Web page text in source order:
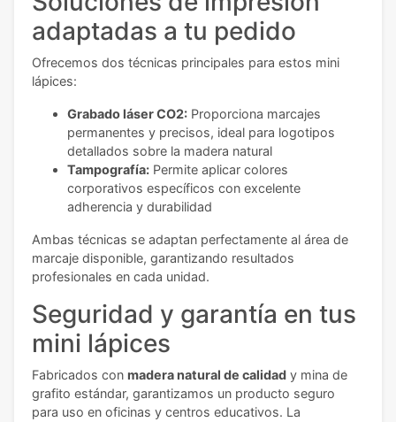
adaptadas a tu pedido
Ofrecemos dos técnicas principales para estos mini
lápices:
Grabado láser CO2: Proporciona marcajes
permanentes y precisos, ideal para logotipos
detallados sobre la madera natural
Tampografía: Permite aplicar colores
corporativos específicos con excelente
adherencia y durabilidad
Ambas técnicas se adaptan perfectamente al área de
marcaje disponible, garantizando resultados
profesionales en cada unidad.
Seguridad y garantía en tus
mini lápices
Fabricados con madera natural de calidad y mina de
grafito estándar, garantizamos un producto seguro
para uso en oficinas y centros educativos. La